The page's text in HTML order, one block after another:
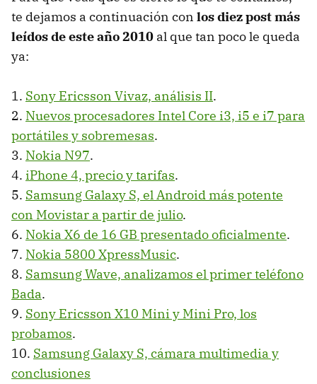
te dejamos a continuación con los diez post más
leídos de este año 2010 al que tan poco le queda
ya:
1. Sony Ericsson Vivaz, análisis II.
2. Nuevos procesadores Intel Core i3, i5 e i7 para
portátiles y sobremesas.
3. Nokia N97.
4. iPhone 4, precio y tarifas.
5. Samsung Galaxy S, el Android más potente
con Movistar a partir de julio.
6. Nokia X6 de 16 GB presentado oficialmente.
7. Nokia 5800 XpressMusic.
8. Samsung Wave, analizamos el primer teléfono
Bada.
9. Sony Ericsson X10 Mini y Mini Pro, los
probamos.
10. Samsung Galaxy S, cámara multimedia y
conclusiones